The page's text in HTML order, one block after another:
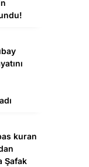
kuran
Şafak